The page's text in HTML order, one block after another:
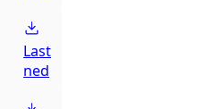
Last
ned